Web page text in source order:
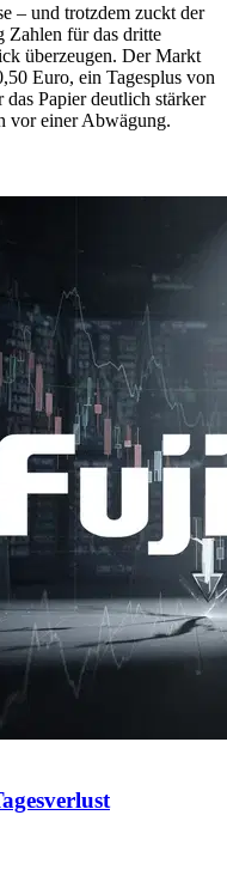
– und trotzdem zuckt der
Zahlen für das dritte
überzeugen. Der Markt
Euro, ein Tagesplus von
Papier deutlich stärker
vor einer Abwägung.